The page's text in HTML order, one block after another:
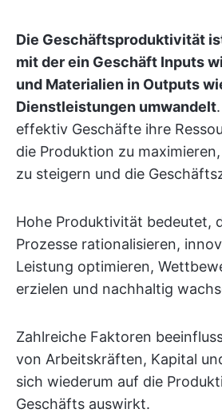
Die Geschäftsproduktivität
mit der ein Geschäft Inputs
und Materialien in Outputs
Dienstleistungen umwandelt
effektiv Geschäfte ihre
die Produktion zu
zu steigern und die
Hohe Produktivität bedeutet,
Prozesse rationalisieren,
Leistung optimieren,
erzielen und nachhaltig
Zahlreiche Faktoren
von Arbeitskräften, Kapital
sich wiederum auf die
Geschäfts auswirkt.